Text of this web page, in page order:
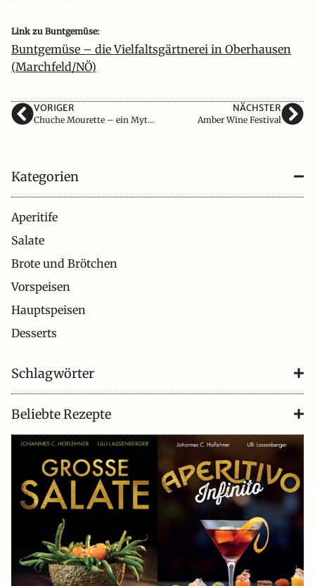
Link zu Buntgemüse:
Buntgemüse – die Vielfaltsgärtnerei in Oberhausen
(Marchfeld/NÖ)
VORIGER
Chuche Mourette – ein Mythos?
NÄCHSTER
Amber Wine Festival
Kategorien
Aperitife
Salate
Brote und Brötchen
Vorspeisen
Hauptspeisen
Desserts
Schlagwörter
Beliebte Rezepte